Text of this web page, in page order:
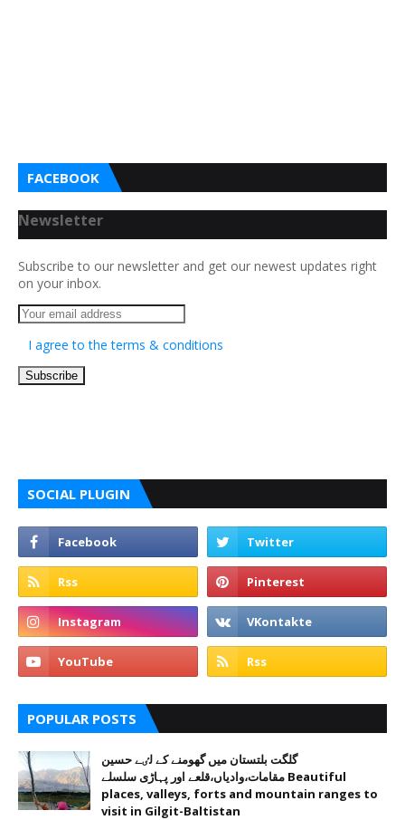
FACEBOOK
Newsletter
Subscribe to our newsletter and get our newest updates right
on your inbox.
I agree to the terms & conditions
SOCIAL PLUGIN
POPULAR POSTS
گلگت بلتستان میں گھومنے کے لٸے حسین
مقامات،وادیاں،قلعے اور پہاڑی سلسلے Beautiful
places, valleys, forts and mountain ranges to
visit in Gilgit-Baltistan